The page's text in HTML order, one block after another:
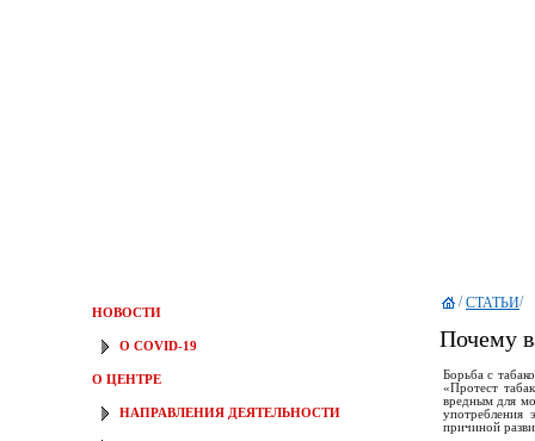
НОВОСТИ
О COVID-19
О ЦЕНТРЕ
НАПРАВЛЕНИЯ ДЕЯТЕЛЬНОСТИ
/СТАТЬИ/
Почему
Борьба с
«Протест
вредным для
употребления
причиной